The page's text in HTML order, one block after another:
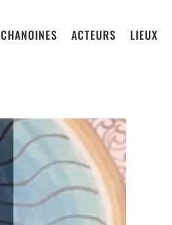
CHANOINES ACTEURS LIEUX